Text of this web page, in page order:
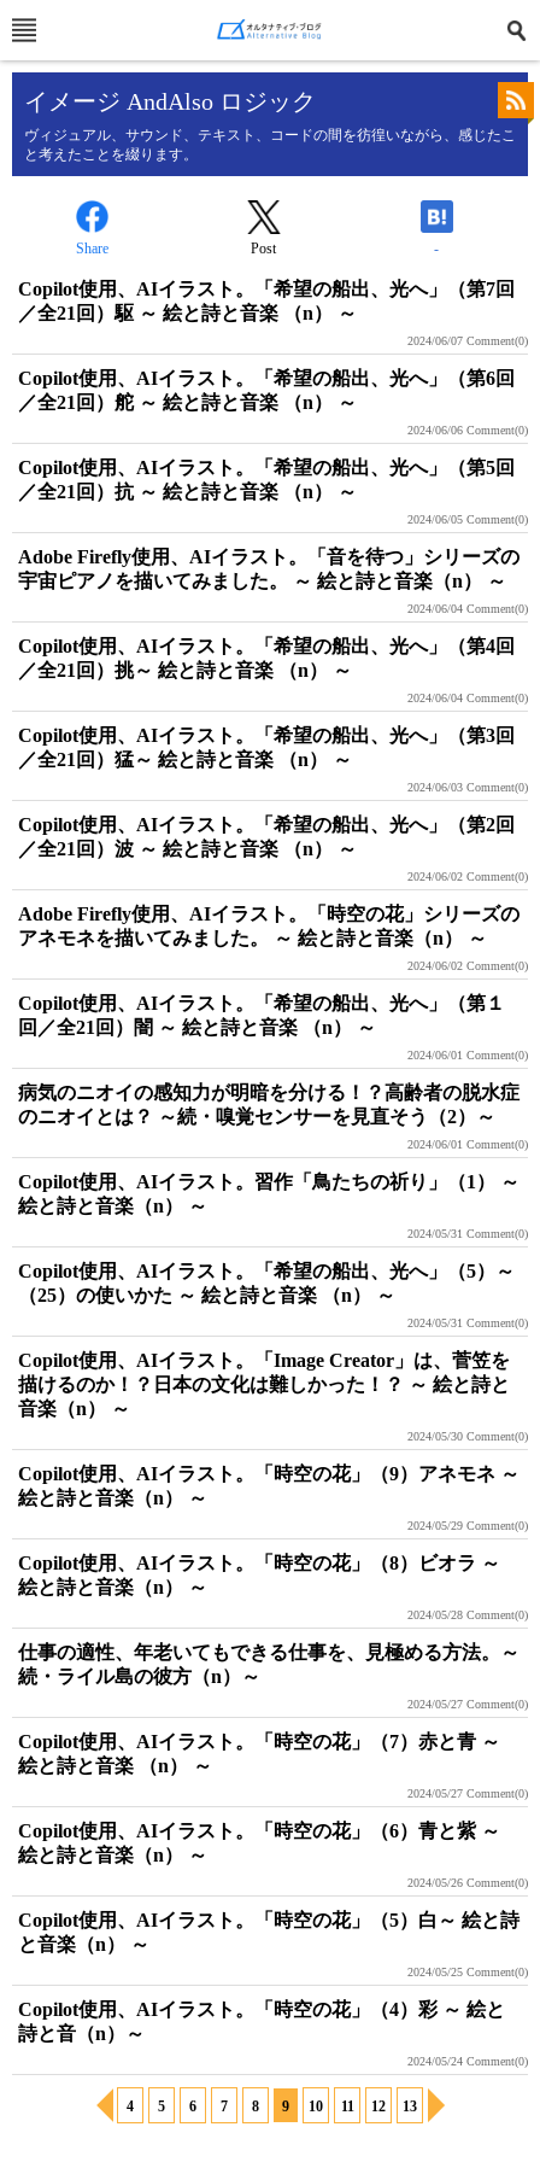
イメージ AndAlso ロジック
ヴィジュアル、サウンド、テキスト、コードの間を彷徨いながら、感じたこ
と考えたことを綴ります。
Share Post -
Copilot使用、AIイラスト。「希望の船出、光へ」（第7回
／全21回）駆 ～ 絵と詩と音楽 （n） ～
2024/06/07 Comment(0)
Copilot使用、AIイラスト。「希望の船出、光へ」（第6回
／全21回）舵 ～ 絵と詩と音楽 （n） ～
2024/06/06 Comment(0)
Copilot使用、AIイラスト。「希望の船出、光へ」（第5回
／全21回）抗 ～ 絵と詩と音楽 （n） ～
2024/06/05 Comment(0)
Adobe Firefly使用、AIイラスト。「音を待つ」シリーズの
宇宙ピアノを描いてみました。 ～ 絵と詩と音楽（n） ～
2024/06/04 Comment(0)
Copilot使用、AIイラスト。「希望の船出、光へ」（第4回
／全21回）挑～ 絵と詩と音楽 （n） ～
2024/06/04 Comment(0)
Copilot使用、AIイラスト。「希望の船出、光へ」（第3回
／全21回）猛～ 絵と詩と音楽 （n） ～
2024/06/03 Comment(0)
Copilot使用、AIイラスト。「希望の船出、光へ」（第2回
／全21回）波 ～ 絵と詩と音楽 （n） ～
2024/06/02 Comment(0)
Adobe Firefly使用、AIイラスト。「時空の花」シリーズの
アネモネを描いてみました。 ～ 絵と詩と音楽（n） ～
2024/06/02 Comment(0)
Copilot使用、AIイラスト。「希望の船出、光へ」（第１
回／全21回）闇 ～ 絵と詩と音楽 （n） ～
2024/06/01 Comment(0)
病気のニオイの感知力が明暗を分ける！？高齢者の脱水症
のニオイとは？ ～続・嗅覚センサーを見直そう（2）～
2024/06/01 Comment(0)
Copilot使用、AIイラスト。習作「鳥たちの祈り」（1） ～
絵と詩と音楽（n） ～
2024/05/31 Comment(0)
Copilot使用、AIイラスト。「希望の船出、光へ」（5）～
（25）の使いかた ～ 絵と詩と音楽 （n） ～
2024/05/31 Comment(0)
Copilot使用、AIイラスト。「Image Creator」は、菅笠を
描けるのか！？日本の文化は難しかった！？ ～ 絵と詩と
音楽（n） ～
2024/05/30 Comment(0)
Copilot使用、AIイラスト。「時空の花」（9）アネモネ ～
絵と詩と音楽（n） ～
2024/05/29 Comment(0)
Copilot使用、AIイラスト。「時空の花」（8）ビオラ ～
絵と詩と音楽（n） ～
2024/05/28 Comment(0)
仕事の適性、年老いてもできる仕事を、見極める方法。～
続・ライル島の彼方（n）～
2024/05/27 Comment(0)
Copilot使用、AIイラスト。「時空の花」（7）赤と青 ～
絵と詩と音楽 （n） ～
2024/05/27 Comment(0)
Copilot使用、AIイラスト。「時空の花」（6）青と紫 ～
絵と詩と音楽（n） ～
2024/05/26 Comment(0)
Copilot使用、AIイラスト。「時空の花」（5）白～ 絵と詩
と音楽（n） ～
2024/05/25 Comment(0)
Copilot使用、AIイラスト。「時空の花」（4）彩 ～ 絵と
詩と音（n）～
2024/05/24 Comment(0)
4 5 6 7 8 9 10 11 12 13